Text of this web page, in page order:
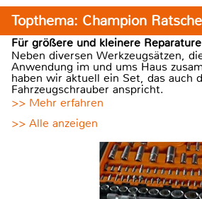
Topthema: Champion
Für größere und kleinere
Neben diversen Werkzeugsätzen,
Anwendung im und ums Haus
haben wir aktuell ein Set, das auch
Fahrzeugschrauber anspricht.
>> Mehr erfahren
>> Alle anzeigen